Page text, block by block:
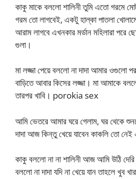
কাকু মাকে বললো শালিনী তুমি এতো গরমে
গরম তো লাগবেই, একটু হাল্কা পাতলা
আরাম লাগবে এখনকার মর্ডান মহিলারা পরে
গুলা।
মা লজ্জা পেয়ে বললো না দাদা আমার ওগুলো
বাড়িতে আবার কিসের লজ্জা। মা আমাকে
তারপর খাবি। porokia sex
আমি ভেতরে আমার ঘরে গেলাম, ঘর থেকে
দাদা আজ কিন্তু খেয়ে যাবেন কাকলি তো নেই
কাকু বললো না না শালিনী আজ আমি উঠি
বললো না দাদা যদি না খেয়ে যান তাহলে খুব